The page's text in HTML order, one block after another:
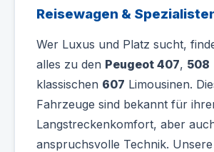
Reisewagen &
Wer Luxus und Platz sucht,
alles zu den Peugeot 407, 508
klassischen 607 Limousinen.
Fahrzeuge sind bekannt für
Langstreckenkomfort, aber
anspruchsvolle Technik.